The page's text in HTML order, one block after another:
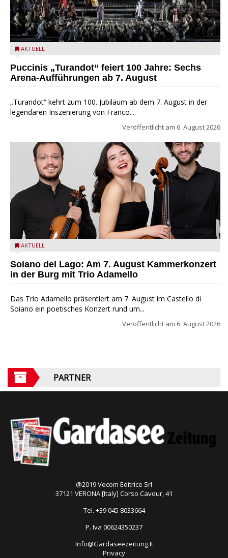
Turandot in der Arena von Verona - Ennevi für Fondazione
AKTUELL
Puccinis „Turandot“ feiert 100 Jahre: Sechs
Arena-Aufführungen ab 7. August
„Turandot“ kehrt zum 100. Jubiläum ab dem 7. August in der
legendären Inszenierung von Franco...
Veröffentlicht am 6. August 2026
Trio Adamello
AKTUELL
Soiano del Lago: Am 7. August Kammerkonzert
in der Burg mit Trio Adamello
Das Trio Adamello präsentiert am 7. August im Castello di
Soiano ein poetisches Konzert rund um...
Veröffentlicht am 6. August 2026
PARTNER
@2019 Vecom Editrice Srl
37121 VERONA [Italy] Corso Cavour, 41
Tel. +39 045 8033664
P. Iva 00624350237
Info@Gardaseezeitung.It
Privacy